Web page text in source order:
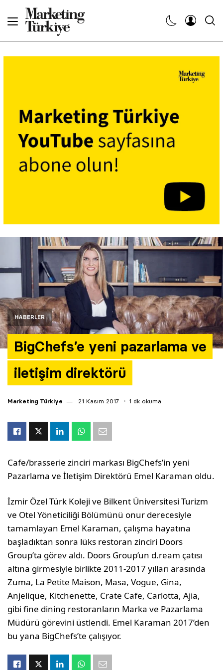
HABERLER
BigChefs’e yeni pazarlama ve
iletişim direktörü
Marketing Türkiye 21 Kasım 2017 1 dk okuma
Cafe/brasserie zinciri markası BigChefs’in yeni
Pazarlama ve İletişim Direktörü Emel Karaman oldu.
İzmir Özel Türk Koleji ve Bilkent Üniversitesi Turizm
ve Otel Yöneticiliği Bölümünü onur derecesiyle
tamamlayan Emel Karaman, çalışma hayatına
başladıktan sonra lüks restoran zinciri Doors
Group’ta görev aldı. Doors Group’un d.ream çatısı
altına girmesiyle birlikte 2011-2017 yılları arasında
Zuma, La Petite Maison, Masa, Vogue, Gina,
Anjelique, Kitchenette, Crate Cafe, Carlotta, Ajia,
gibi fine dining restoranların Marka ve Pazarlama
Müdürü görevini üstlendi. Emel Karaman 2017’den
bu yana BigChefs’te çalışıyor.
Dergiler
Etkinlikler
Araştırma